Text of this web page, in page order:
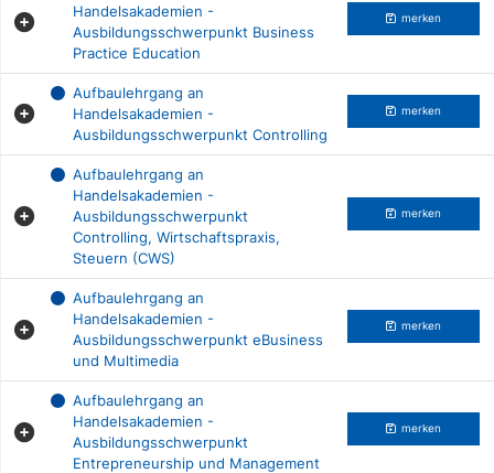
Handelsakademien -
Ausbildungsschwerpunkt Business
Practice Education
merken
Aufbaulehrgang an
Handelsakademien -
Ausbildungsschwerpunkt Controlling
merken
Aufbaulehrgang an
Handelsakademien -
Ausbildungsschwerpunkt
Controlling, Wirtschaftspraxis,
Steuern (CWS)
merken
Aufbaulehrgang an
Handelsakademien -
Ausbildungsschwerpunkt eBusiness
und Multimedia
merken
Aufbaulehrgang an
Handelsakademien -
Ausbildungsschwerpunkt
Entrepreneurship und Management
merken